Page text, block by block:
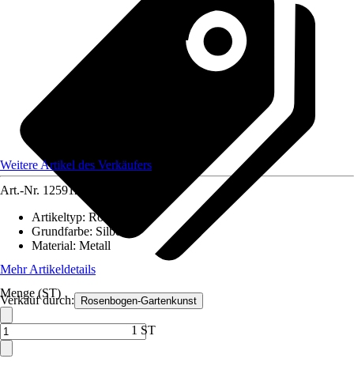
Verkauf durch: Rosenbogen-Gartenkunst
Weitere Artikel des Verkäufers
Art.-Nr. 12591230
Artikeltyp: Rosenbogen
Grundfarbe: Silber
Material: Metall
Mehr Artikeldetails
Menge (ST)
1 ST